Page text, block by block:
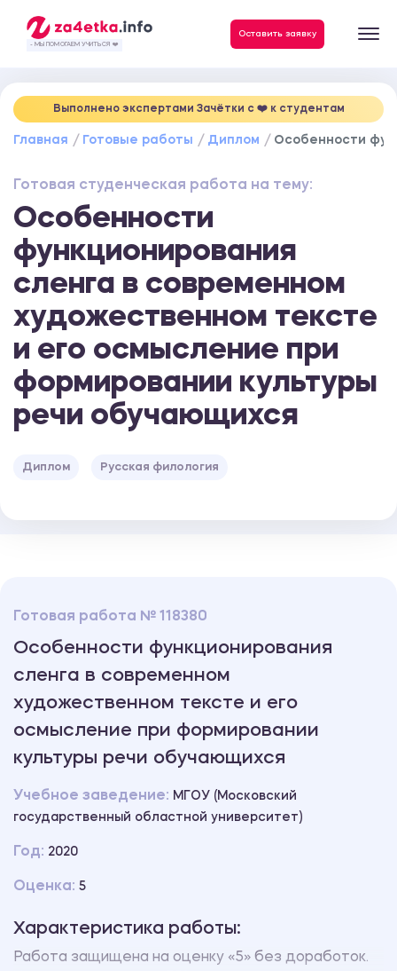
- МЫ ПОМОГАЕМ УЧИТЬСЯ ❤️
Оставить заявку
Выполнено экспертами Зачётки c ❤️ к студентам
Главная Готовые работы Диплом Особенности
Готовая студенческая работа на тему:
Особенности
функционирования
сленга в современном
художественном тексте
и его осмысление при
формировании культуры
речи обучающихся
Диплом Русская филология
Готовая работа № 118380
Особенности функционирования
сленга в современном
художественном тексте и его
осмысление при формировании
культуры речи обучающихся
Учебное заведение: МГОУ (Московский
государственный областной университет)
Год: 2020
Оценка: 5
Характеристика работы:
Работа защищена на оценку «5» без доработок.